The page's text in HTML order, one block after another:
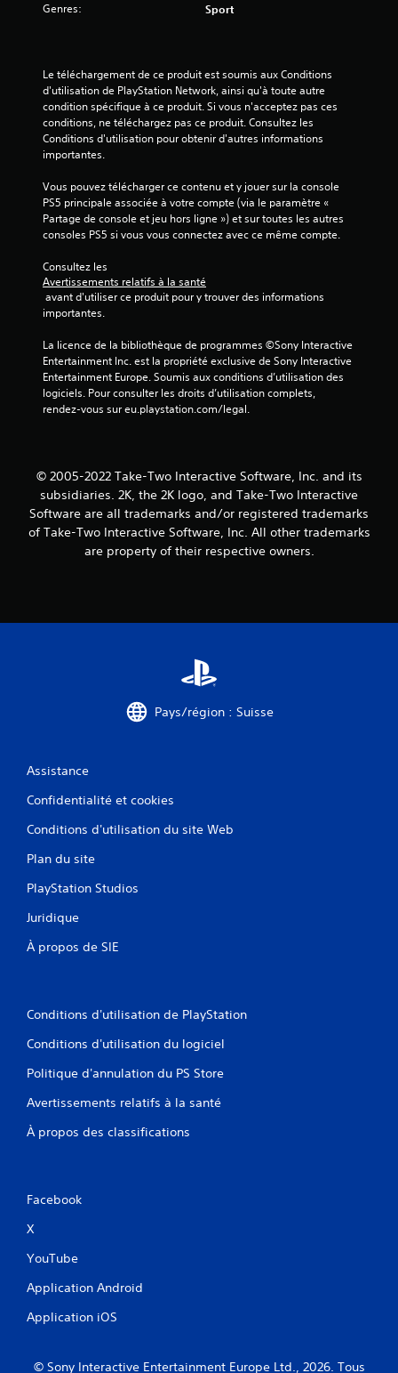
Genres: Sport
Le téléchargement de ce produit est soumis aux Conditions
d'utilisation de PlayStation Network, ainsi qu'à toute autre
condition spécifique à ce produit. Si vous n'acceptez pas ces
conditions, ne téléchargez pas ce produit. Consultez les
Conditions d'utilisation pour obtenir d'autres informations
importantes.
Vous pouvez télécharger ce contenu et y jouer sur la console
PS5 principale associée à votre compte (via le paramètre «
Partage de console et jeu hors ligne ») et sur toutes les autres
consoles PS5 si vous vous connectez avec ce même compte.
Consultez les
Avertissements relatifs à la santé
importantes.
La licence de la bibliothèque de programmes ©Sony Interactive
Entertainment Inc. est la propriété exclusive de Sony Interactive
Entertainment Europe. Soumis aux conditions d’utilisation des
logiciels. Pour consulter les droits d’utilisation complets,
rendez-vous sur eu.playstation.com/legal.
© 2005-2022 Take-Two Interactive Software, Inc. and its
subsidiaries. 2K, the 2K logo, and Take-Two Interactive
Software are all trademarks and/or registered trademarks
of Take-Two Interactive Software, Inc. All other trademarks
are property of their respective owners.
Pays/région : Suisse
Assistance
Confidentialité et cookies
Conditions d'utilisation du site Web
Plan du site
PlayStation Studios
Juridique
À propos de SIE
Conditions d'utilisation de PlayStation
Conditions d'utilisation du logiciel
Politique d'annulation du PS Store
Avertissements relatifs à la santé
À propos des classifications
Facebook
X
YouTube
Application Android
Application iOS
© Sony Interactive Entertainment Europe Ltd., 2026. Tous